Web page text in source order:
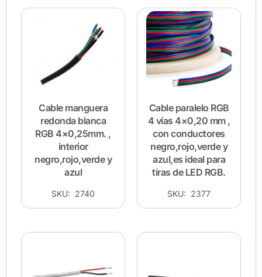
Cable manguera
redonda blanca
RGB 4×0,25mm. ,
interior
negro,rojo,verde y
azul
SKU: 2740
Cable paralelo RGB
4 vías 4×0,20 mm ,
con conductores
negro,rojo,verde y
azul,es ideal para
tiras de LED RGB.
SKU: 2377